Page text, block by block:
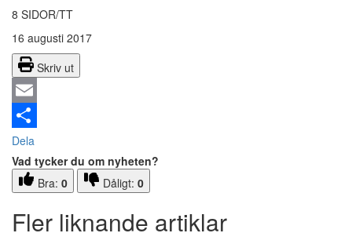
8 SIDOR/TT
16 augusti 2017
Skriv ut
Email
Dela
Vad tycker du om nyheten?
Bra: 0 Dåligt: 0
Fler liknande artiklar